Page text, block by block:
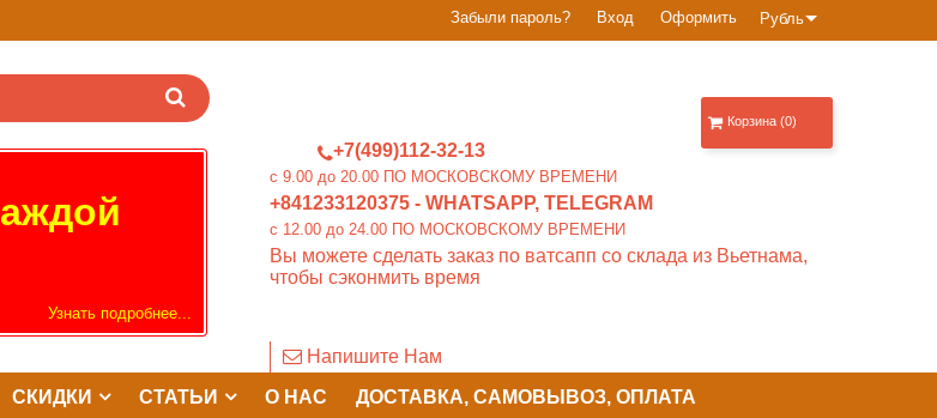
Рубль
Забыли пароль? Вход Оформить
+7(499)112-32-13
c 9.00 до 20.00 ПО МОСКОВСКОМУ ВРЕМЕНИ
+841233120375 - WHATSAPP, TELEGRAM
c 12.00 до 24.00 ПО МОСКОВСКОМУ ВРЕМЕНИ
Вы можете сделать заказ по ватсапп со склада из Вьетнама,
чтобы сэконмить время
Напишите Нам
Узнать подробнее...
Корзина (0)
СКИДКИ СТАТЬИ О НАС ДОСТАВКА, САМОВЫВОЗ, ОПЛАТА